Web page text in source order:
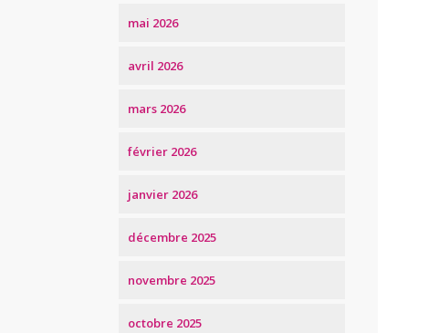
mai 2026
avril 2026
mars 2026
février 2026
janvier 2026
décembre 2025
novembre 2025
octobre 2025